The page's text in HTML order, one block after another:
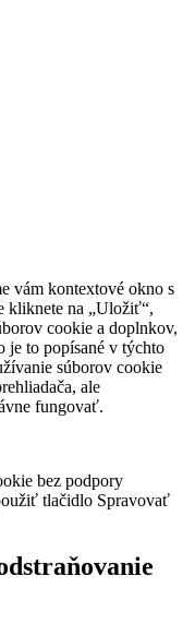
vám kontextové okno s
kliknete na „Uložiť“,
cookie a doplnkov,
je to popísané v týchto
súborov cookie
ale
fungovať.
bez podpory
tlačidlo Spravovať